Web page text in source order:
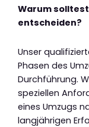
Warum
entscheiden?
Unser
Phasen des
Durchführung.
speziellen
eines Umzugs
langjährigen